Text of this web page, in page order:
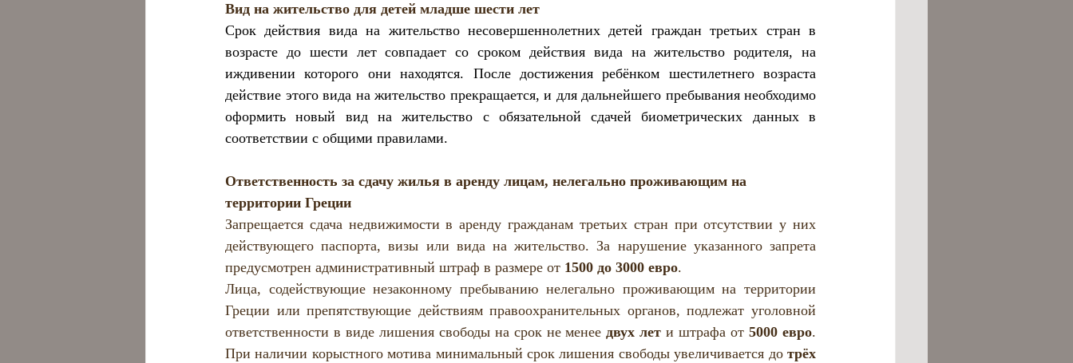
Вид на жительство для детей младше шести лет
Срок действия вида на жительство несовершеннолетних детей граждан третьих стран в
возрасте до шести лет совпадает со сроком действия вида на жительство родителя, на
иждивении которого они находятся. После достижения ребёнком шестилетнего возраста
действие этого вида на жительство прекращается, и для дальнейшего пребывания необходимо
оформить новый вид на жительство с обязательной сдачей биометрических данных в
соответствии с общими правилами.
Ответственность за сдачу жилья в аренду лицам, нелегально проживающим на
территории Греции
Запрещается сдача недвижимости в аренду гражданам третьих стран при отсутствии у них
действующего паспорта, визы или вида на жительство. За нарушение указанного запрета
предусмотрен административный штраф в размере от 1500 до 3000 евро.
Лица, содействующие незаконному пребыванию нелегально проживающим на территории
Греции или препятствующие действиям правоохранительных органов, подлежат уголовной
ответственности в виде лишения свободы на срок не менее двух лет и штрафа от 5000 евро.
При наличии корыстного мотива минимальный срок лишения свободы увеличивается до трёх